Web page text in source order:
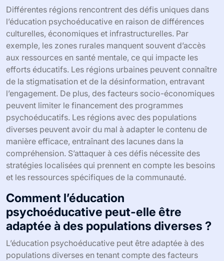
Différentes régions rencontrent des défis uniques dans
l’éducation psychoéducative en raison de différences
culturelles, économiques et infrastructurelles. Par
exemple, les zones rurales manquent souvent d’accès
aux ressources en santé mentale, ce qui impacte les
efforts éducatifs. Les régions urbaines peuvent connaître
de la stigmatisation et de la désinformation, entravant
l’engagement. De plus, des facteurs socio-économiques
peuvent limiter le financement des programmes
psychoéducatifs. Les régions avec des populations
diverses peuvent avoir du mal à adapter le contenu de
manière efficace, entraînant des lacunes dans la
compréhension. S’attaquer à ces défis nécessite des
stratégies localisées qui prennent en compte les besoins
et les ressources spécifiques de la communauté.
Comment l’éducation
psychoéducative peut-elle être
adaptée à des populations diverses ?
L’éducation psychoéducative peut être adaptée à des
populations diverses en tenant compte des facteurs